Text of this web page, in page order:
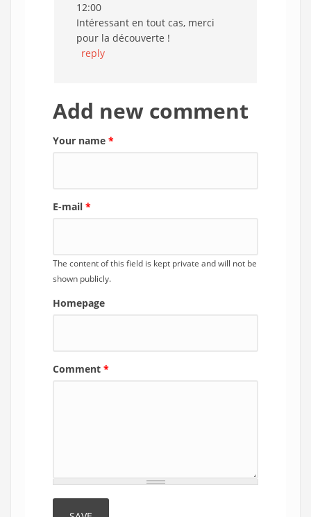
12:00
Intéressant en tout cas, merci
pour la découverte !
reply
Add new comment
Your name *
E-mail *
The content of this field is kept private and will not be
shown publicly.
Homepage
Comment *